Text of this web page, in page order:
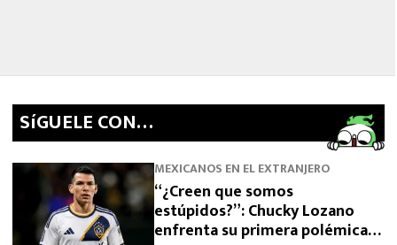
SíGUELE CON…
MEXICANOS EN EL EXTRANJERO
“¿Creen que somos
estúpidos?”: Chucky Lozano
enfrenta su primera polémica